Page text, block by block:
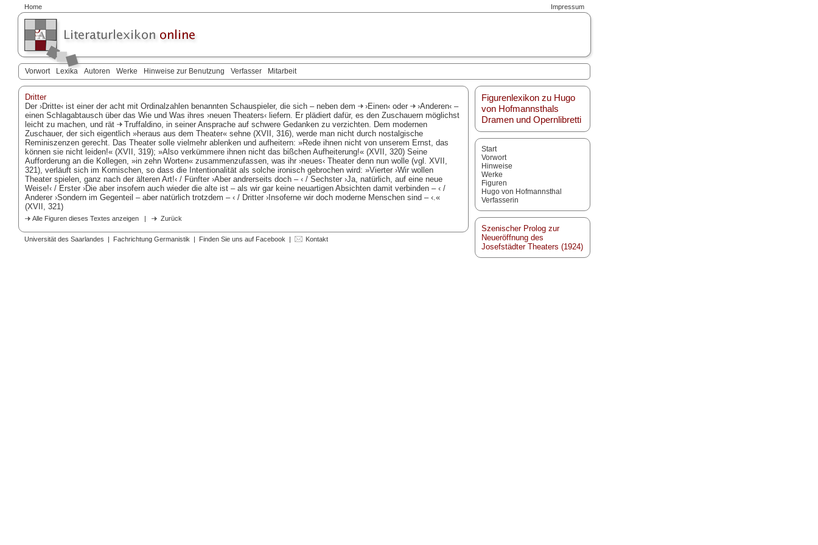
Home Impressum
Vorwort Lexika Autoren Werke Hinweise zur Benutzung Verfasser Mitarbeit
Dritter
Der ›Dritte‹ ist einer der acht mit Ordinalzahlen benannten Schauspieler, die sich – neben dem
›Einen‹ oder ›Anderen‹ –
einen Schlagabtausch über das Wie und Was ihres ›neuen Theaters‹ liefern. Er plädiert dafür, es den Zuschauern möglichst
leicht zu machen, und rät
Truffaldino, in seiner Ansprache auf schwere Gedanken zu verzichten. Dem modernen
Zuschauer, der sich eigentlich »heraus aus dem Theater« sehne (XVII, 316), werde man nicht durch nostalgische
Reminiszenzen gerecht. Das Theater solle vielmehr ablenken und aufheitern: »Rede ihnen nicht von unserem Ernst, das
können sie nicht leiden!« (XVII, 319); »Also verkümmere ihnen nicht das bißchen Aufheiterung!« (XVII, 320) Seine
Aufforderung an die Kollegen, »in zehn Worten« zusammenzufassen, was ihr ›neues‹ Theater denn nun wolle (vgl. XVII,
321), verläuft sich im Komischen, so dass die Intentionalität als solche ironisch gebrochen wird: »Vierter ›Wir wollen
Theater spielen, ganz nach der älteren Art!‹ / Fünfter ›Aber andrerseits doch – ‹ / Sechster ›Ja, natürlich, auf eine neue
Weise!‹ / Erster ›Die aber insofern auch wieder die alte ist – als wir gar keine neuartigen Absichten damit verbinden – ‹ /
Anderer ›Sondern im Gegenteil – aber natürlich trotzdem – ‹ / Dritter ›Insoferne wir doch moderne Menschen sind – ‹.«
(XVII, 321)
Alle Figuren dieses Textes anzeigen | Zurück
Figurenlexikon zu Hugo
von Hofmannsthals
Dramen und Opernlibretti
Start
Vorwort
Hinweise
Werke
Figuren
Hugo von Hofmannsthal
Verfasserin
Szenischer Prolog zur
Neueröffnung des
Josefstädter Theaters (1924)
Universität des Saarlandes | Fachrichtung Germanistik | Finden Sie uns auf Facebook | Kontakt